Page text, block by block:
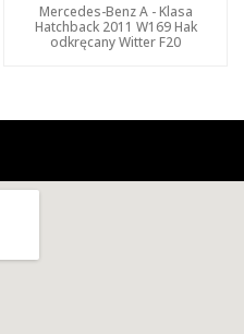
Mercedes-Benz A - Klasa
Hatchback 2011 W169 Hak
odkręcany Witter F20